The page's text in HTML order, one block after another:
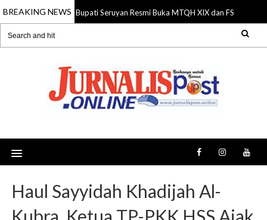
BREAKING NEWS
06 Aug 2026 Bupati Seruyan Resmi Buka MTQH XIX dan FSQ
Haul Sayyidah Khadijah Al-